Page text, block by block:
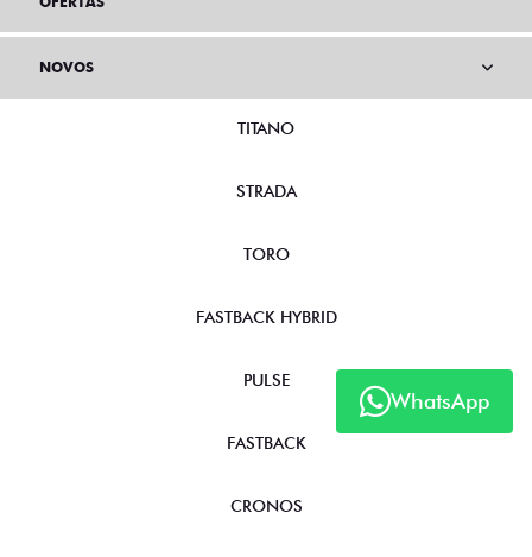
WhatsApp
NOVOS
TITANO
STRADA
TORO
FASTBACK HYBRID
PULSE
FASTBACK
CRONOS